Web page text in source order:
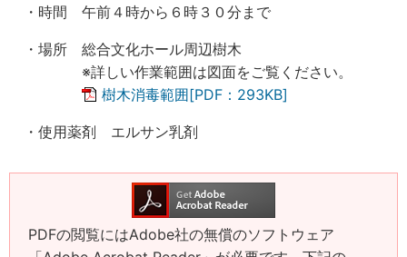
・時間 午前４時から６時３０分まで
・場所 総合文化ホール周辺樹木
※詳しい作業範囲は図面をご覧ください。
樹木消毒範囲[PDF：293KB]
・使用薬剤 エルサン乳剤
PDFの閲覧にはAdobe社の無償のソフトウェア